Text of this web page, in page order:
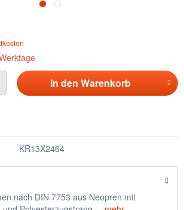
In den Warenkorb
KR13X2464
nach DIN 7753 aus Neopren mit